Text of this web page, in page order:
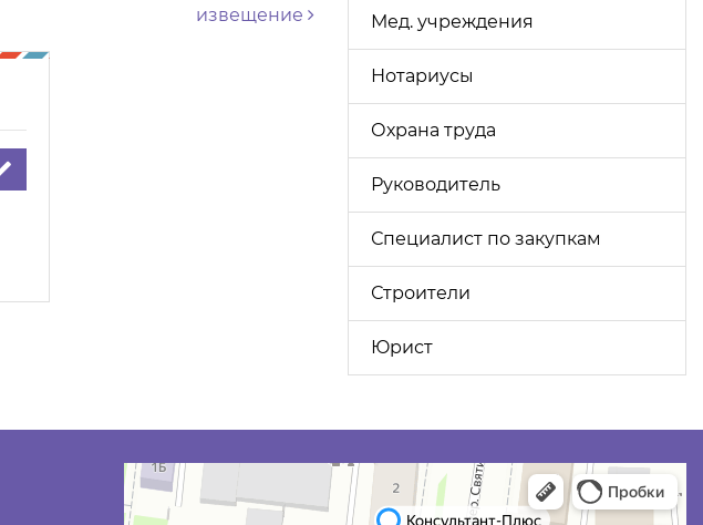
извещение
Мед. учреждения
Нотариусы
Охрана труда
Руководитель
Специалист по закупкам
Строители
Юрист